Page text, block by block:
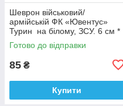
Шеврон військовий/
армійській ФК «Ювентус»
Турин на білому, ЗСУ. 6 см *
9,5 см
Готово до відправки
85 ₴
Купити